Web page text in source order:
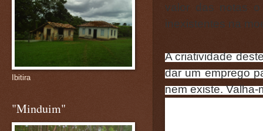
valor das notas
inexistentes na
A criatividade
dar um emprego
nem existe. Valha-
Ibitira
"Minduim"